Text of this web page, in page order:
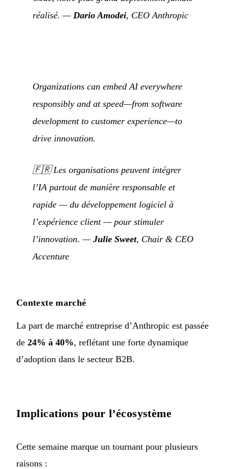
réalisé. — Dario Amodei, CEO Anthropic
Organizations can embed AI everywhere
responsibly and at speed—from software
development to customer experience—to
drive innovation.
🇫🇷Les organisations peuvent intégrer
l’IA partout de manière responsable et
rapide — du développement logiciel à
l’expérience client — pour stimuler
l’innovation. — Julie Sweet, Chair & CEO
Accenture
Contexte marché
La part de marché entreprise d’Anthropic est passée
de 24% à 40%, reflétant une forte dynamique
d’adoption dans le secteur B2B.
Implications pour l’écosystème
Cette semaine marque un tournant pour plusieurs
raisons :